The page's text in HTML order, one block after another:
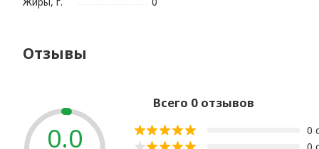
Отзывы
0.0
Всего 0 отзывов
0